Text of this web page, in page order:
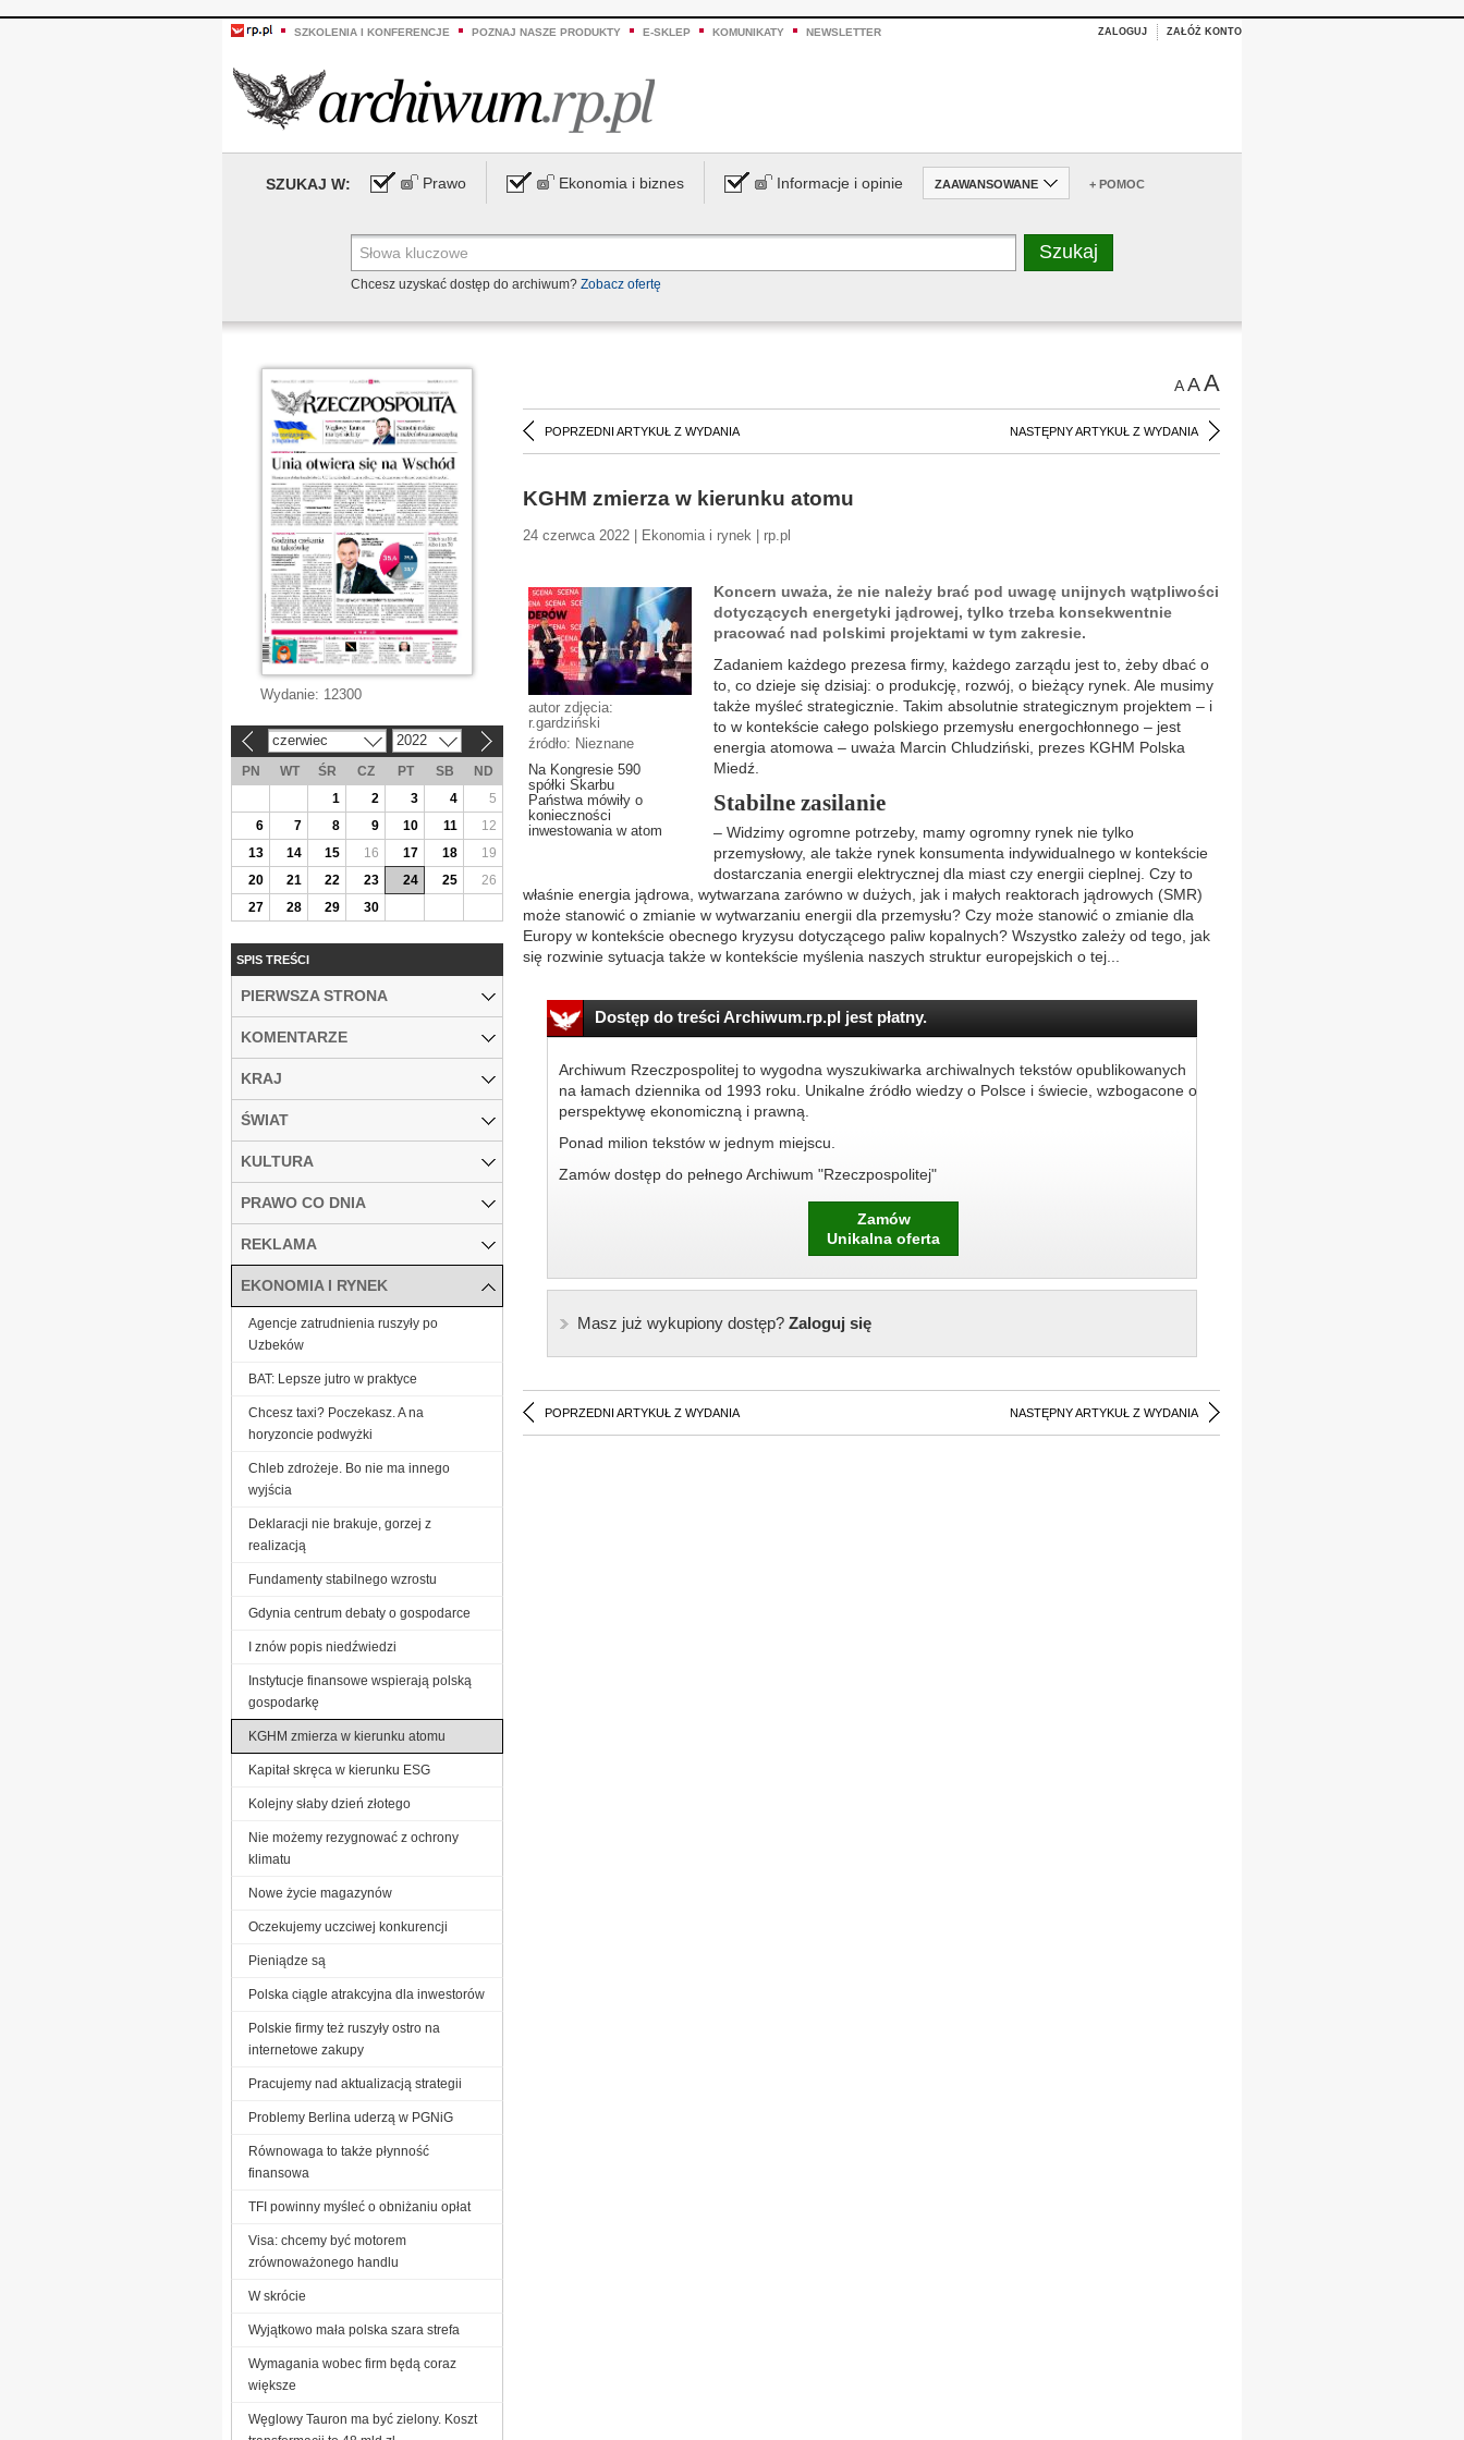
SZKOLENIA I KONFERENCJE POZNAJ NASZE PRODUKTY E-SKLEP KOMUNIKATY NEWSLETTER ZALOGUJ ZAŁÓŻ KONTO
SZUKAJ W: Prawo Ekonomia i biznes Informacje i opinie ZAAWANSOWANE + POMOC
Chcesz uzyskać dostęp do archiwum? Zobacz ofertę
AAA
POPRZEDNI ARTYKUŁ Z WYDANIA NASTĘPNY ARTYKUŁ Z WYDANIA
KGHM zmierza w kierunku atomu
24 czerwca 2022 | Ekonomia i rynek | rp.pl
autor zdjęcia:
r.gardziński
źródło: Nieznane
Na Kongresie 590
spółki Skarbu
Państwa mówiły o
konieczności
inwestowania w atom
Koncern uważa, że nie należy brać pod uwagę unijnych wątpliwości
dotyczących energetyki jądrowej, tylko trzeba konsekwentnie
pracować nad polskimi projektami w tym zakresie.
Zadaniem każdego prezesa firmy, każdego zarządu jest to, żeby dbać o
to, co dzieje się dzisiaj: o produkcję, rozwój, o bieżący rynek. Ale musimy
także myśleć strategicznie. Takim absolutnie strategicznym projektem – i
to w kontekście całego polskiego przemysłu energochłonnego – jest
energia atomowa – uważa Marcin Chludziński, prezes KGHM Polska
Miedź.
Stabilne zasilanie
– Widzimy ogromne potrzeby, mamy ogromny rynek nie tylko
przemysłowy, ale także rynek konsumenta indywidualnego w kontekście
dostarczania energii elektrycznej dla miast czy energii cieplnej. Czy to
właśnie energia jądrowa, wytwarzana zarówno w dużych, jak i małych reaktorach jądrowych (SMR)
może stanowić o zmianie w wytwarzaniu energii dla przemysłu? Czy może stanowić o zmianie dla
Europy w kontekście obecnego kryzysu dotyczącego paliw kopalnych? Wszystko zależy od tego, jak
się rozwinie sytuacja także w kontekście myślenia naszych struktur europejskich o tej...
Dostęp do treści Archiwum.rp.pl jest płatny.
Archiwum Rzeczpospolitej to wygodna wyszukiwarka archiwalnych tekstów opublikowanych
na łamach dziennika od 1993 roku. Unikalne źródło wiedzy o Polsce i świecie, wzbogacone o
perspektywę ekonomiczną i prawną.
Ponad milion tekstów w jednym miejscu.
Zamów dostęp do pełnego Archiwum "Rzeczpospolitej"
Zamów
Unikalna oferta
Masz już wykupiony dostęp?Zaloguj się
POPRZEDNI ARTYKUŁ Z WYDANIA NASTĘPNY ARTYKUŁ Z WYDANIA
Wydanie: 12300
czerwiec 2022
PN WT ŚR CZ PT SB
ND
1
2 3 4
5
6
7 8 9 10 11
12
13
14 15 16 17 18
19
20
21 22 23 24 25
26
27
28 29 30
SPIS TREŚCI
PIERWSZA STRONA
KOMENTARZE
KRAJ
ŚWIAT
KULTURA
PRAWO CO DNIA
REKLAMA
EKONOMIA I RYNEK
Agencje zatrudnienia ruszyły po
Uzbeków
BAT: Lepsze jutro w praktyce
Chcesz taxi? Poczekasz. A na
horyzoncie podwyżki
Chleb zdrożeje. Bo nie ma innego
wyjścia
Deklaracji nie brakuje, gorzej z
realizacją
Fundamenty stabilnego wzrostu
Gdynia centrum debaty o gospodarce
I znów popis niedźwiedzi
Instytucje finansowe wspierają polską
gospodarkę
KGHM zmierza w kierunku atomu
Kapitał skręca w kierunku ESG
Kolejny słaby dzień złotego
Nie możemy rezygnować z ochrony
klimatu
Nowe życie magazynów
Oczekujemy uczciwej konkurencji
Pieniądze są
Polska ciągle atrakcyjna dla inwestorów
Polskie firmy też ruszyły ostro na
internetowe zakupy
Pracujemy nad aktualizacją strategii
Problemy Berlina uderzą w PGNiG
Równowaga to także płynność
finansowa
TFI powinny myśleć o obniżaniu opłat
Visa: chcemy być motorem
zrównoważonego handlu
W skrócie
Wyjątkowo mała polska szara strefa
Wymagania wobec firm będą coraz
większe
Węglowy Tauron ma być zielony. Koszt